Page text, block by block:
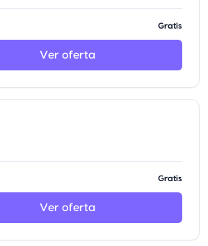
Gratis
Ver oferta
Gratis
Ver oferta